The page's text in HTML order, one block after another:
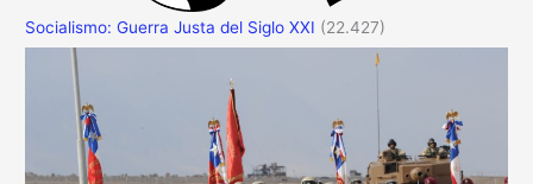
Socialismo: Guerra Justa del Siglo XXI (22.427)